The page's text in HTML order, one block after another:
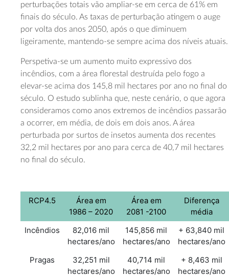
perturbações totais vão ampliar-se em cerca de 61% em
finais do século. As taxas de perturbação atingem o auge
por volta dos anos 2050, após o que diminuem
ligeiramente, mantendo-se sempre acima dos níveis atuais.
Perspetiva-se um aumento muito expressivo dos
incêndios, com a área florestal destruída pelo fogo a
elevar-se acima dos 145,8 mil hectares por ano no final do
século. O estudo sublinha que, neste cenário, o que agora
consideramos como anos extremos de incêndios passarão
a ocorrer, em média, de dois em dois anos. A área
perturbada por surtos de insetos aumenta dos recentes
32,2 mil hectares por ano para cerca de 40,7 mil hectares
no final do século.
RCP4.5
Área em
1986 – 2020
Área em
2081 -2100
Diferença
média
Incêndios
82,016 mil
hectares/ano
145,856 mil
hectares/ano
+ 63,840 mil
hectares/ano
Pragas
32,251 mil
hectares/ano
40,714 mil
hectares/ano
+ 8,463 mil
hectares/ano